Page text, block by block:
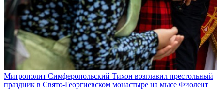
Митрополит Симферопольский Тихон возглавил престольный
праздник в Свято-Георгиевском монастыре на мысе Фиолент